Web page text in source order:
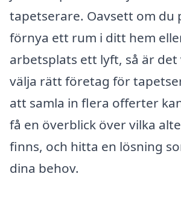
tapetserare. Oavsett om du
förnya ett rum i ditt hem
arbetsplats ett lyft, så är
välja rätt företag för
att samla in flera offerter
få en överblick över vilka
finns, och hitta en lösning
dina behov.